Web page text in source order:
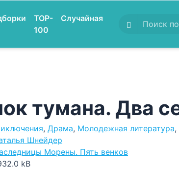
TOP-
100
Случайная
тумана. Два
, Драма, Молодежная литература,
Шнейдер
Морены. Пять венков
kB